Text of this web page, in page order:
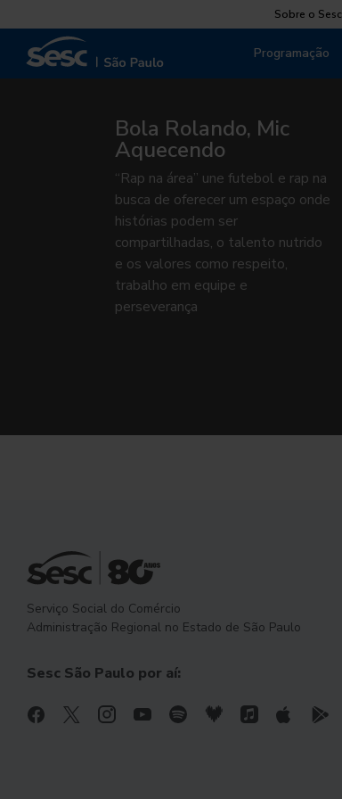
Sobre o Sesc
Programação
Bola Rolando, Mic
Aquecendo
“Rap na área” une futebol e rap na
busca de oferecer um espaço onde
histórias podem ser
compartilhadas, o talento nutrido
e os valores como respeito,
trabalho em equipe e
perseverança
Serviço Social do Comércio
Administração Regional no Estado de São Paulo
Sesc São Paulo por aí: